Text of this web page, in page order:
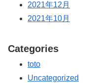
2021年12月
2021年10月
Categories
toto
Uncategorized